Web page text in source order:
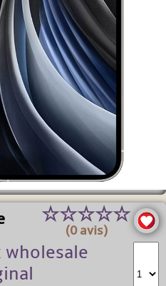
☆☆☆☆☆
(0 avis)
wholesale